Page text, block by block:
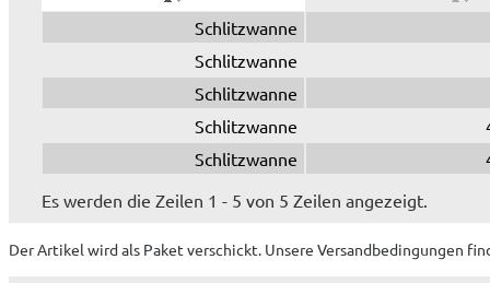
Schlitzwanne
Schlitzwanne
Schlitzwanne
Schlitzwanne
Schlitzwanne
Es werden die Zeilen 1 - 5 von 5 Zeilen angezeigt.
Der Artikel wirdals Paket verschickt. Unsere Versandbedingungen